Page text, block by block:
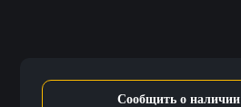
Сообщить о наличии